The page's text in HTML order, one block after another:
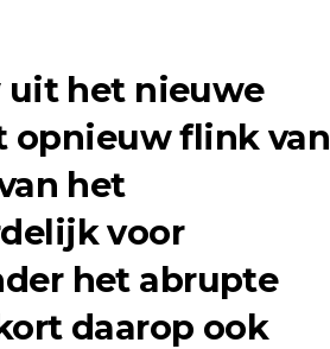
uit het nieuwe
opnieuw flink van
het
voor
het abrupte
daarop ook